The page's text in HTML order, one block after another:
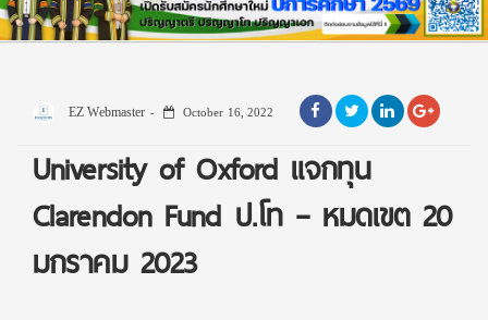
EZ Webmaster October 16, 2022
University of Oxford แจกทุน
Clarendon Fund ป.โท – หมดเขต 20
มกราคม 2023